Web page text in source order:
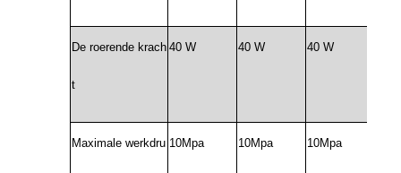
De roerende krach
t
40 W 40 W 40 W
Maximale werkdru 10Mpa 10Mpa 10Mpa